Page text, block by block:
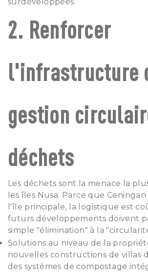
2. Renforcer
l'infrastructure
gestion
déchets
Les déchets sont la menace la
les îles Nusa. Parce que
l'île principale, la logistique est
futurs développements doivent
simple "élimination" à la
Solutions au niveau de la
nouvelles constructions de villas
des systèmes de compostage